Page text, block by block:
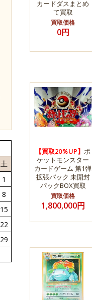
カードダスまとめ
て買取
買取価格
0円
【買取20％UP】 ポ
ケットモンスター
カードゲーム 第1弾
拡張パック 未開封
パックBOX買取
買取価格
1,800,000円
土
1
8
15
22
29